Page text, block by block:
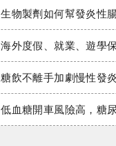
生物製劑如何幫發炎性腸道疾病患者抗潰瘍？治療進展與健保
海外度假、就業、遊學保障加倍，富邦產險「一期逐夢」專案加碼遠距
糖飲不離手加劇慢性發炎，當心老化與慢性
低血糖開車風險高，糖尿病友上路必學的